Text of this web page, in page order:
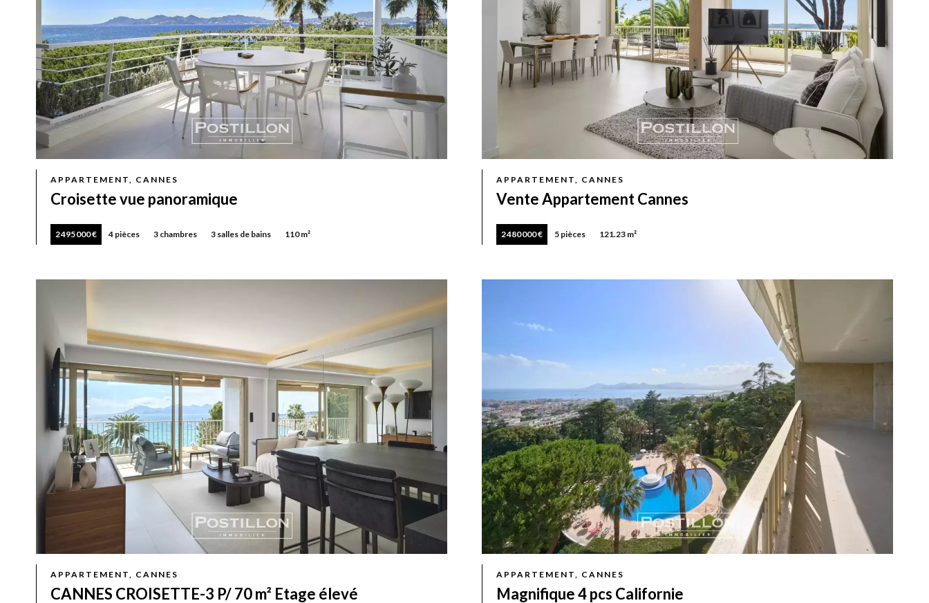
APPARTEMENT, CANNES
Croisette vue panoramique
2 495 000 € 4 pièces 3 chambres 3 salles de bains 110 m²
APPARTEMENT, CANNES
Vente Appartement Cannes
2 480 000 € 5 pièces 121.23 m²
APPARTEMENT, CANNES
CANNES CROISETTE-3 P/ 70 m² Etage élevé
APPARTEMENT, CANNES
Magnifique 4 pcs Californie